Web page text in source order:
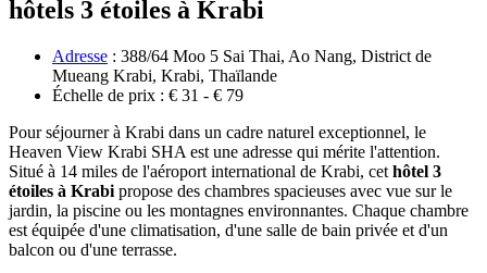
hôtels 3 étoiles à Krabi
Adresse : 388/64 Moo 5 Sai Thai, Ao Nang, District de
Mueang Krabi, Krabi, Thaïlande
Échelle de prix : € 31 - € 79
Pour séjourner à Krabi dans un cadre naturel exceptionnel, le
Heaven View Krabi SHA est une adresse‎ qui mérite l'attention.
Situé à 14 miles de l'aéroport international de Krabi, cet hôtel 3
étoiles‎ à Krabi propose des chambres spacieuses avec vue sur le
jardin, la piscine ou les montagnes‎ environnantes. Chaque chambre
est équipée d'une climatisation, d'une salle de bain privée‎ et d'un
balcon ou d'une terrasse.